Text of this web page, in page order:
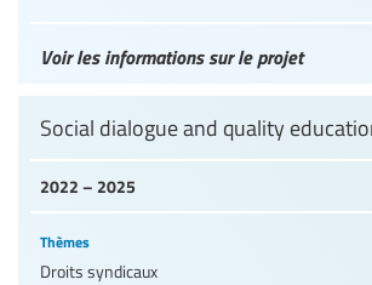
Voir les informations sur le projet
2022 – 2025
Social dialogue and quality
Thèmes
Droits syndicaux